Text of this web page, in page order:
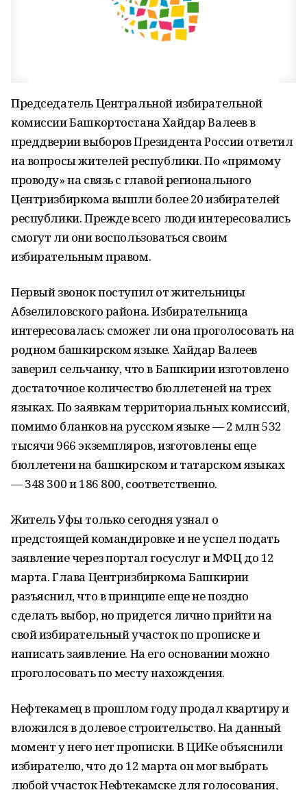
Председатель Центральной избирательной
комиссии Башкортостана Хайдар Валеев в
преддверии выборов Президента России ответил
на вопросы жителей республики. По «прямому
проводу» на связь с главой регионального
Центризбиркома вышли более 20 избирателей
республики. Прежде всего люди интересовались
смогут ли они воспользоваться своим
избирательным правом.
Первый звонок поступил от жительницы
Абзелиловского района. Избирательница
интересовалась: сможет ли она проголосовать на
родном башкирском языке. Хайдар Валеев
заверил сельчанку, что в Башкирии изготовлено
достаточное количество бюллетеней на трех
языках. По заявкам территориальных комиссий,
помимо бланков на русском языке — 2 млн 532
тысячи 966 экземпляров, изготовлены еще
бюллетени на башкирском и татарском языках
— 348 300 и 186 800, соответственно.
Житель Уфы только сегодня узнал о
предстоящей командировке и не успел подать
заявление через портал госуслуг и МФЦ до 12
марта. Глава Центризбиркома Башкирии
разъяснил, что в принципе еще не поздно
сделать выбор, но придется лично прийти на
свой избирательный участок по прописке и
написать заявление. На его основании можно
проголосовать по месту нахождения.
Нефтекамец в прошлом году продал квартиру и
вложился в долевое строительство. На данный
момент у него нет прописки. В ЦИКе объяснили
избирателю, что до 12 марта он мог выбрать
любой участок Нефтекамске для голосования,